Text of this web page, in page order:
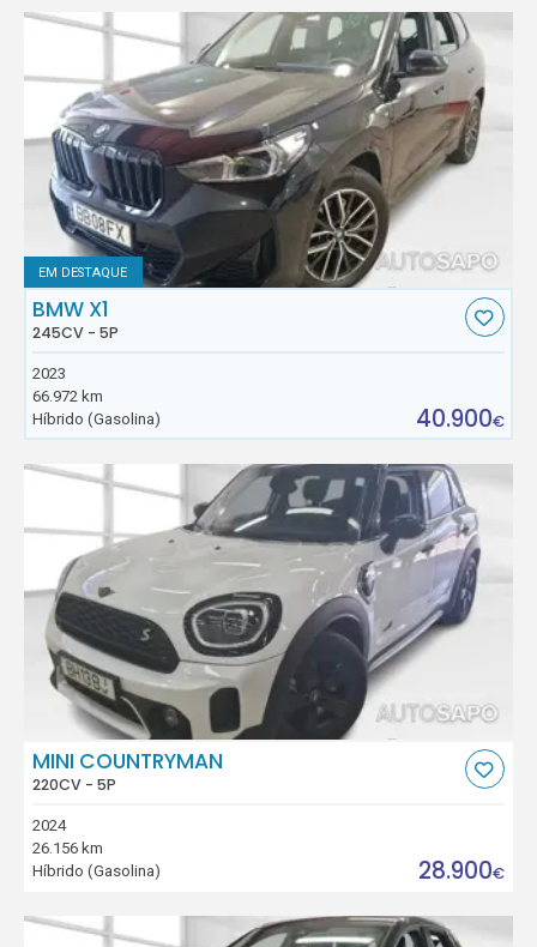
EM DESTAQUE
BMW X1
245CV - 5P
2023
66.972 km
Híbrido (Gasolina)
40.900€
MINI COUNTRYMAN
220CV - 5P
2024
26.156 km
Híbrido (Gasolina)
28.900€